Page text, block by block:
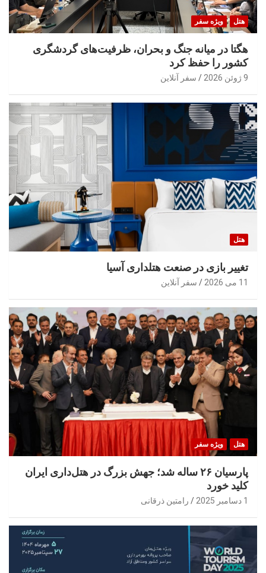
هتل ویژه سفر
هگتا در میانه جنگ و بحران، ظرفیت‌های گردشگری
کشور را حفظ کرد
9 ژوئن 2026 سفر آنلاین
هتل
تغییر بازی در صنعت هتلداری آسیا
11 می 2026 سفر آنلاین
هتل ویژه سفر
پارسیان ۲۶ ساله شد؛ جهش بزرگ در هتل‌داری ایران
کلید خورد
1 دسامبر 2025 رامتین ذرقانی